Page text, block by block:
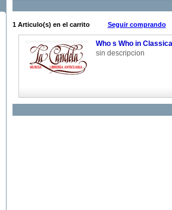
1 Articulo(s) en el carrito Seguir comprando
Who s Who in
sin descripcion